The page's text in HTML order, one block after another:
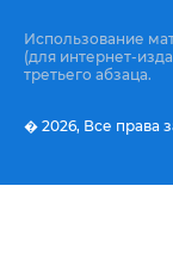
Использование
(для интернет-
третьего абзаца.
� 2026, Все права